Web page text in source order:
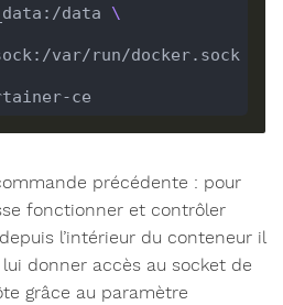
data
précédente : pour
fonctionner et contrôler
l’intérieur du conteneur il
donner accès au socket de
grâce au paramètre